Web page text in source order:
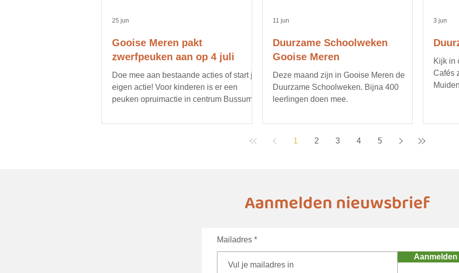
Gooise Meren pakt
zwerfpeuken aan op 4 juli
Doe mee aan bestaande acties of start je
eigen actie! Voor kinderen is er een
peuken opruimactie in centrum Bussum.
25 jun
Duurzame Schoolweken
Gooise Meren
Deze maand zijn in Gooise Meren de
Duurzame Schoolweken. Bijna 400
leerlingen doen mee.
11 jun
Kijk in
Cafés
3 jun
1 2 3 4 5
Aanmelden nieuwsbrief
Mailadres
Aanmelden